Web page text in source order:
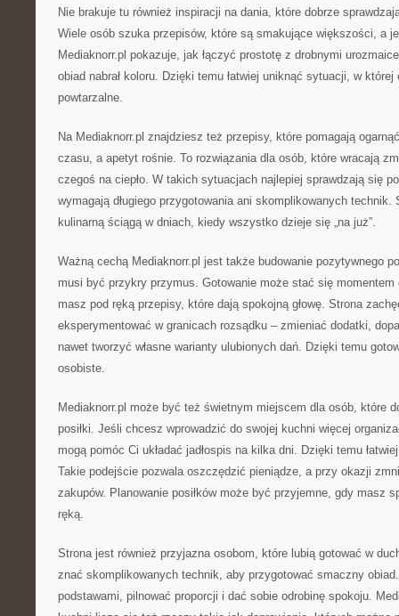
Nie brakuje tu również inspiracji na dania, które dobrze
Wiele osób szuka przepisów, które są smakujące większości, a
Mediaknorr.pl pokazuje, jak łączyć prostotę z drobnymi
obiad nabrał koloru. Dzięki temu łatwiej uniknąć sytuacji, w
powtarzalne.
Na Mediaknorr.pl znajdziesz też przepisy, które pomagają
czasu, a apetyt rośnie. To rozwiązania dla osób, które wracają
czegoś na ciepło. W takich sytuacjach najlepiej sprawdzają się
wymagają długiego przygotowania ani skomplikowanych
kulinarną ściągą w dniach, kiedy wszystko dzieje się „na już”.
Ważną cechą Mediaknorr.pl jest także budowanie pozytywnego
musi być przykry przymus. Gotowanie może stać się
masz pod ręką przepisy, które dają spokojną głowę. Strona
eksperymentować w granicach rozsądku – zmieniać dodatki,
nawet tworzyć własne warianty ulubionych dań. Dzięki temu
osobiste.
Mediaknorr.pl może być też świetnym miejscem dla osób, które
posiłki. Jeśli chcesz wprowadzić do swojej kuchni więcej
mogą pomóc Ci układać jadłospis na kilka dni. Dzięki temu
Takie podejście pozwala oszczędzić pieniądze, a przy okazji
zakupów. Planowanie posiłków może być przyjemne, gdy masz
ręką.
Strona jest również przyjazna osobom, które lubią gotować w
znać skomplikowanych technik, aby przygotować smaczny
podstawami, pilnować proporcji i dać sobie odrobinę spokoju.